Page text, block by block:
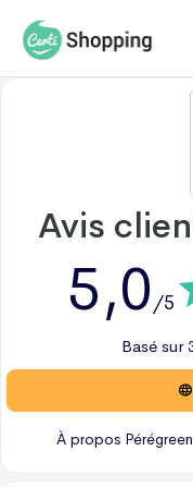
Avis
5,0 /5
Basé sur
À propos Pérégreen